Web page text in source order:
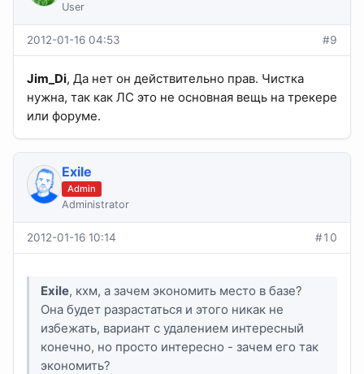
User
2012-01-16 04:53 #9
Jim_Di, Да нет он действительно прав. Чистка
нужна, так как ЛС это не основная вещь на трекере
или форуме.
Exile
Admin
Administrator
2012-01-16 10:14 #10
Exile, кхм, а зачем экономить место в базе?
Она будет разрастаться и этого никак не
избежать, вариант с удалением интересный
конечно, но просто интересно - зачем его так
экономить?